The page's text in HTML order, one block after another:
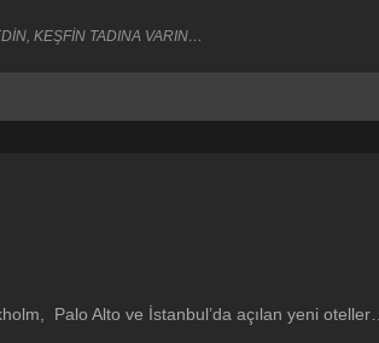
KEŞFİN TADINA VARIN…
Palo Alto ve İstanbul’da açılan yeni oteller…